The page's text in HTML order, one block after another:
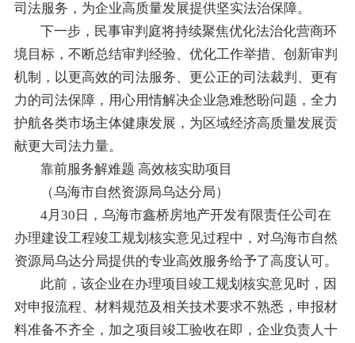
司法服务，为企业高质量发展提供坚实法治保障。
下一步，民事审判庭将持续聚焦优化法治化营商环
境目标，不断总结审判经验、优化工作举措、创新审判
机制，以更高效的司法服务、更公正的司法裁判、更有
力的司法保障，用心用情解决企业急难愁盼问题，全力
护航各类市场主体健康发展，为区域经济高质量发展贡
献更大司法力量。
靠前服务解难题 高效核实助项目
（乌海市自然资源局乌达分局）
4月30日，乌海市鑫桥房地产开发有限责任公司在
办理建设工程竣工规划核实意见过程中，对乌海市自然
资源局乌达分局提供的专业高效服务给予了高度认可。
此前，该企业在办理项目竣工规划核实意见时，因
对申报流程、材料规范及相关技术要求不熟悉，申报材
料准备不齐全，加之项目竣工验收在即，企业负责人十